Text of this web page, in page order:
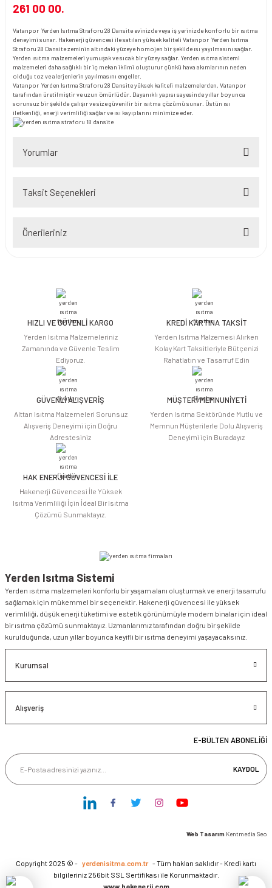
261 00 00.
Vatanpor Yerden Isıtma Straforu 28 Dansite evinizde veya iş yerinizde konforlu bir ısıtma
deneyimi sunar. Hakenerji güvencesi ile satılan yüksek kaliteli Vatanpor Yerden Isıtma
Straforu 28 Dansite zeminin altındaki yüzeye homojen bir şekilde ısı yayılmasını sağlar.
Yerden ısıtma malzemeleri yumuşak ve sıcak bir yüzey sağlar. Yerden ısıtma sistemi
malzemeleri daha sağlıklı bir iç mekan iklimi oluşturur çünkü hava akımlarının neden
olduğu toz ve alerjenlerin yayılmasını engeller.
Vatanpor Yerden Isıtma Straforu 28 Dansite yüksek kaliteli malzemelerden, Vatanpor
tarafından üretilmiştir ve uzun ömürlüdür. Dayanıklı yapısı sayesinde yıllar boyunca
sorunsuz bir şekilde çalışır ve size güvenilir bir ısıtma çözümü sunar. Üstün ısı
iletkenliği, enerji verimliliği sağlar ve ısı kayıplarını minimize eder.
Yorumlar
müşteri memnuniyeti odaklı
Yorum Yaz
Taksit Seçenekleri
Önerileriniz
iletebilirsiniz.
Görüş ve önerileriniz için teşekkür ederiz.
Ürün açıklamasında eksik bilgiler bulunuyor.
Ürün bilgilerinde hatalar bulunuyor.
Ürün fiyatı diğer sitelerden daha pahalı.
Bu ürüne benzer farklı alternatifler olmalı.
HIZLI VE GÜVENLİ KARGO
Yerden Isıtma Malzemeleriniz
Zamanında ve Güvenle Teslim
Ediyoruz.
KREDİ KARTINA TAKSİT
Yerden Isıtma Malzemesi Alırken
Kolay Kart Taksitleriyle Bütçenizi
Rahatlatın ve Tasarruf Edin
GÜVENLİ ALIŞVERİŞ
Alttan Isıtma Malzemeleri Sorunsuz
Alışveriş Deneyimi için Doğru
Adrestesiniz
MÜŞTERİ MEMNUNİYETİ
Yerden Isıtma Sektöründe Mutlu ve
Memnun Müşterilerle Dolu Alışveriş
Deneyimi için Buradayız
HAK ENERJİ GÜVENCESİ İLE
Hakenerji Güvencesi İle Yüksek
Isıtma Verimliliği İçin İdeal Bir Isıtma
Çözümü Sunmaktayız.
Yerden Isıtma Sistemi
Yerden ısıtma malzemeleri konforlu bir yaşam alanı oluşturmak ve enerji tasarrufu
sağlamak için mükemmel bir seçenektir. Hakenerji güvencesi ile yüksek
verimliliği, düşük enerji tüketimi ve estetik görünümüyle modern binalar için ideal
bir ısıtma çözümü sunmaktayız. Uzmanlarımız tarafından doğru bir şekilde
kurulduğunda, uzun yıllar boyunca keyifli bir ısıtma deneyimi yaşayacaksınız.
Kurumsal
Alışveriş
E-BÜLTEN ABONELİĞİ
KAYDOL
Web Tasarım Kentmedia Seo
Copyright 2025 © - yerdenisitma.com.tr - Tüm hakları saklıdır - Kredi kartı
bilgileriniz 256bit SSL Sertifikası ile Korunmaktadır.